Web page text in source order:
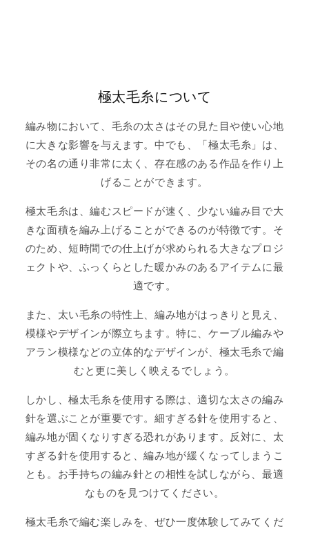
極太毛糸について
編み物において、毛糸の太さはその見た目や使い心地
に大きな影響を与えます。中でも、「極太毛糸」は、
その名の通り非常に太く、存在感のある作品を作り上
げることができます。
極太毛糸は、編むスピードが速く、少ない編み目で大
きな面積を編み上げることができるのが特徴です。そ
のため、短時間での仕上げが求められる大きなプロジ
ェクトや、ふっくらとした暖かみのあるアイテムに最
適です。
また、太い毛糸の特性上、編み地がはっきりと見え、
模様やデザインが際立ちます。特に、ケーブル編みや
アラン模様などの立体的なデザインが、極太毛糸で編
むと更に美しく映えるでしょう。
しかし、極太毛糸を使用する際は、適切な太さの編み
針を選ぶことが重要です。細すぎる針を使用すると、
編み地が固くなりすぎる恐れがあります。反対に、太
すぎる針を使用すると、編み地が緩くなってしまうこ
とも。お手持ちの編み針との相性を試しながら、最適
なものを見つけてください。
極太毛糸で編む楽しみを、ぜひ一度体験してみてくだ